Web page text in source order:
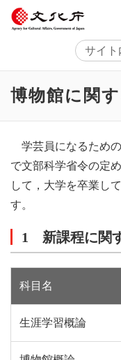
博物館に関
学芸員になるため
で文部科学省令の定
して，大学を卒業し
す。
1 新課程に関
科目名
生涯学習概論